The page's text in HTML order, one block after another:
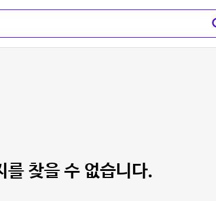
를 찾을 수 없습니다.